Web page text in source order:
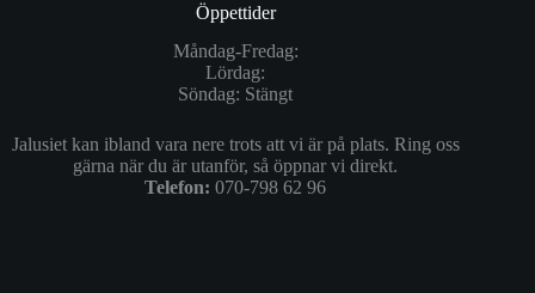
Öppettider
Måndag-Fredag:
Lördag:
Söndag: Stängt
Jalusiet kan ibland vara nere trots att vi är på plats. Ring oss
gärna när du är utanför, så öppnar vi direkt.
Telefon: 070-798 62 96